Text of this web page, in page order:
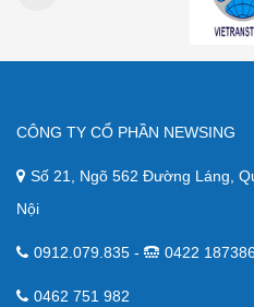
CÔNG TY CỔ PHẦN NEWSING
Số 21, Ngõ 562 Đường Láng,
Nội
0912.079.835 - 0422
0462 751 982